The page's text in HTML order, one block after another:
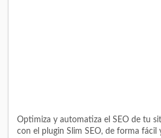
Optimiza y automatiza el SEO de tu
con el plugin Slim SEO, de forma fácil